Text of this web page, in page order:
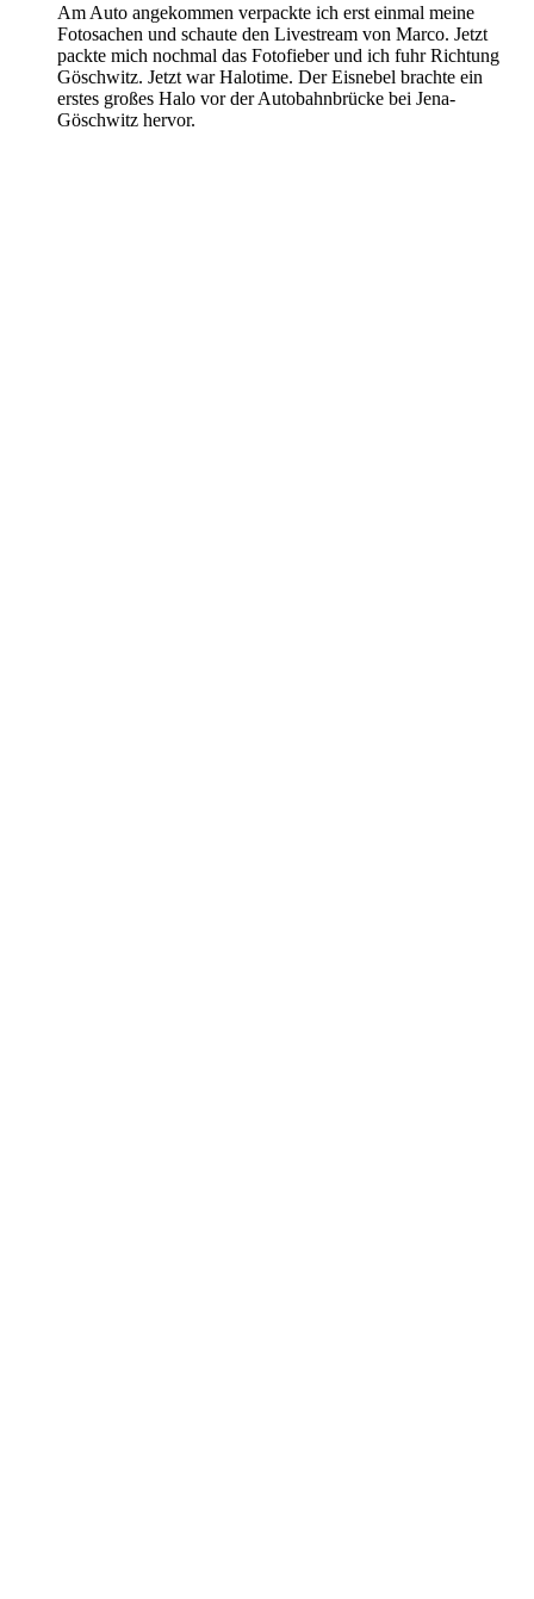
Am Auto angekommen verpackte ich erst einmal meine
Fotosachen und schaute den Livestream von Marco. Jetzt
packte mich nochmal das Fotofieber und ich fuhr Richtung
Göschwitz. Jetzt war Halotime. Der Eisnebel brachte ein
erstes großes Halo vor der Autobahnbrücke bei Jena-
Göschwitz hervor.